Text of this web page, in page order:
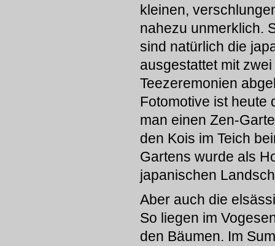
kleinen,
nahezu unmerklich.
sind natürlich die
ausgestattet mit
Teezeremonien
Fotomotive ist heute
man einen Zen-
den Kois im Teich
Gartens wurde als
japanischen
Aber auch die
So liegen im
den Bäumen. Im